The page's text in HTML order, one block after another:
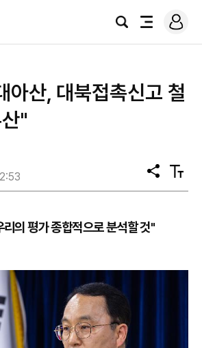
검
전
로
그
아산, 대북접촉신고 철
"
공
유
텍
스
의 평가 종합적으로 분석할 것"